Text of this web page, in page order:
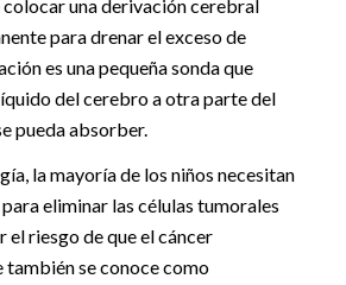
colocar una derivación cerebral
para drenar el exceso de
es una pequeña sonda que
del cerebro a otra parte del
pueda absorber.
la mayoría de los niños necesitan
eliminar las células tumorales
el riesgo de que el cáncer
también se conoce como